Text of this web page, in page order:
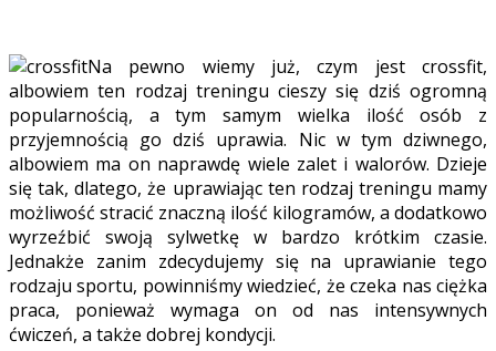
Na pewno wiemy już, czym jest crossfit,
albowiem ten rodzaj treningu cieszy się dziś ogromną
popularnością, a tym samym wielka ilość osób z
przyjemnością go dziś uprawia. Nic w tym dziwnego,
albowiem ma on naprawdę wiele zalet i walorów. Dzieje
się tak, dlatego, że uprawiając ten rodzaj treningu mamy
możliwość stracić znaczną ilość kilogramów, a dodatkowo
wyrzeźbić swoją sylwetkę w bardzo krótkim czasie.
Jednakże zanim zdecydujemy się na uprawianie tego
rodzaju sportu, powinniśmy wiedzieć, że czeka nas ciężka
praca, ponieważ wymaga on od nas intensywnych
ćwiczeń, a także dobrej kondycji.